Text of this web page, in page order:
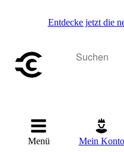
Entdecke jetzt die
Menü Mein Konto